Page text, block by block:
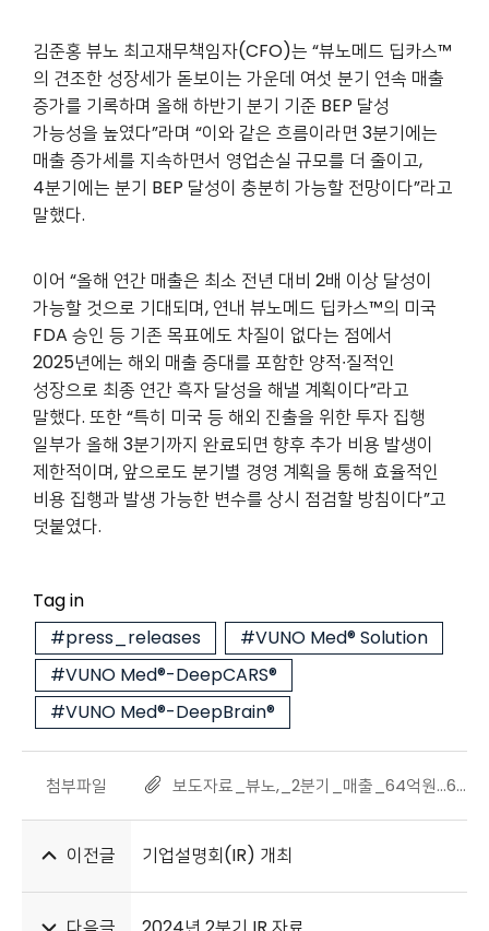
김준홍 뷰노 최고재무책임자(CFO)는 “뷰노메드 딥카스™
의 견조한 성장세가 돋보이는 가운데 여섯 분기 연속 매출
증가를 기록하며 올해 하반기 분기 기준 BEP 달성
가능성을 높였다”라며 “이와 같은 흐름이라면 3분기에는
매출 증가세를 지속하면서 영업손실 규모를 더 줄이고,
4분기에는 분기 BEP 달성이 충분히 가능할 전망이다”라고
말했다.
이어 “올해 연간 매출은 최소 전년 대비 2배 이상 달성이
가능할 것으로 기대되며, 연내 뷰노메드 딥카스™의 미국
FDA 승인 등 기존 목표에도 차질이 없다는 점에서
2025년에는 해외 매출 증대를 포함한 양적∙질적인
성장으로 최종 연간 흑자 달성을 해낼 계획이다”라고
말했다. 또한 “특히 미국 등 해외 진출을 위한 투자 집행
일부가 올해 3분기까지 완료되면 향후 추가 비용 발생이
제한적이며, 앞으로도 분기별 경영 계획을 통해 효율적인
비용 집행과 발생 가능한 변수를 상시 점검할 방침이다”고
덧붙였다.
Tag in
#press_releases
#VUNO Med® Solution
#VUNO Med®-DeepCARS®
#VUNO Med®-DeepBrain®
첨부파일 보도자료_뷰노,_2분기_매출_64억원...6분기_연속_매출_증가_20240814.pdf
이전글 기업설명회(IR) 개최